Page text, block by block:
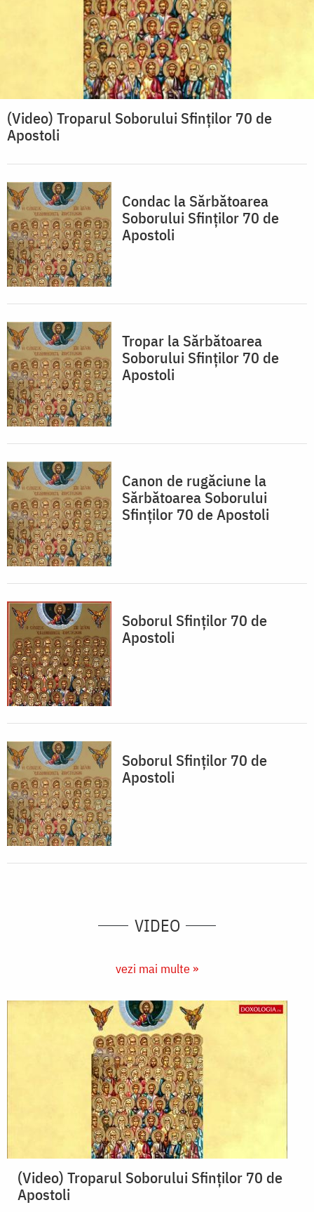
(Video) Troparul Soborului Sfinților 70 de
Apostoli
Condac la Sărbătoarea
Soborului Sfinţilor 70 de
Apostoli
Tropar la Sărbătoarea
Soborului Sfinţilor 70 de
Apostoli
Canon de rugăciune la
Sărbătoarea Soborului
Sfinţilor 70 de Apostoli
Soborul Sfinților 70 de
Apostoli
Soborul Sfinților 70 de
Apostoli
VIDEO
vezi mai multe »
(Video) Troparul Soborului Sfinților 70 de
Apostoli